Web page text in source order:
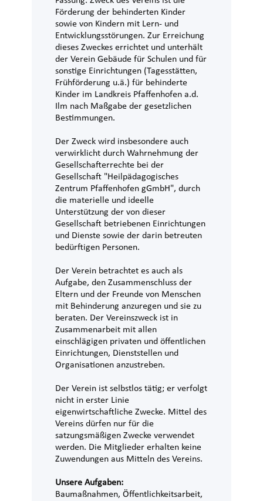
Förderung der behinderten Kinder
sowie von Kindern mit Lern- und
Entwicklungsstörungen. Zur Erreichung
dieses Zweckes errichtet und unterhält
der Verein Gebäude für Schulen und für
sonstige Einrichtungen (Tagesstätten,
Frühförderung u.ä.) für behinderte
Kinder im Landkreis Pfaffenhofen a.d.
Ilm nach Maßgabe der gesetzlichen
Bestimmungen.
Der Zweck wird insbesondere auch
verwirklicht durch Wahrnehmung der
Gesellschafterrechte bei der
Gesellschaft "Heilpädagogisches
Zentrum Pfaffenhofen gGmbH", durch
die materielle und ideelle
Unterstützung der von dieser
Gesellschaft betriebenen Einrichtungen
und Dienste sowie der darin betreuten
bedürftigen Personen.
Der Verein betrachtet es auch als
Aufgabe, den Zusammenschluss der
Eltern und der Freunde von Menschen
mit Behinderung anzuregen und sie zu
beraten. Der Vereinszweck ist in
Zusammenarbeit mit allen
einschlägigen privaten und öffentlichen
Einrichtungen, Dienststellen und
Organisationen anzustreben.
Der Verein ist selbstlos tätig; er verfolgt
nicht in erster Linie
eigenwirtschaftliche Zwecke. Mittel des
Vereins dürfen nur für die
satzungsmäßigen Zwecke verwendet
werden. Die Mitglieder erhalten keine
Zuwendungen aus Mitteln des Vereins.
Unsere Aufgaben:
Baumaßnahmen, Öffentlichkeitsarbeit,